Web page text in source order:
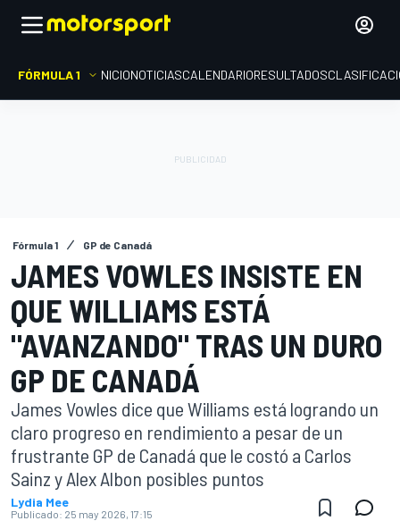
FÓRMULA 1 INICIONOTICIASCALENDARIORESULTADOS
Fórmula 1 GP de Canadá
JAMES VOWLES INSISTE EN
QUE WILLIAMS ESTÁ
"AVANZANDO" TRAS UN DURO
GP DE CANADÁ
James Vowles dice que Williams está logrando un
claro progreso en rendimiento a pesar de un
frustrante GP de Canadá que le costó a Carlos
Sainz y Alex Albon posibles puntos
Lydia Mee
Publicado: 25 may 2026, 17:15